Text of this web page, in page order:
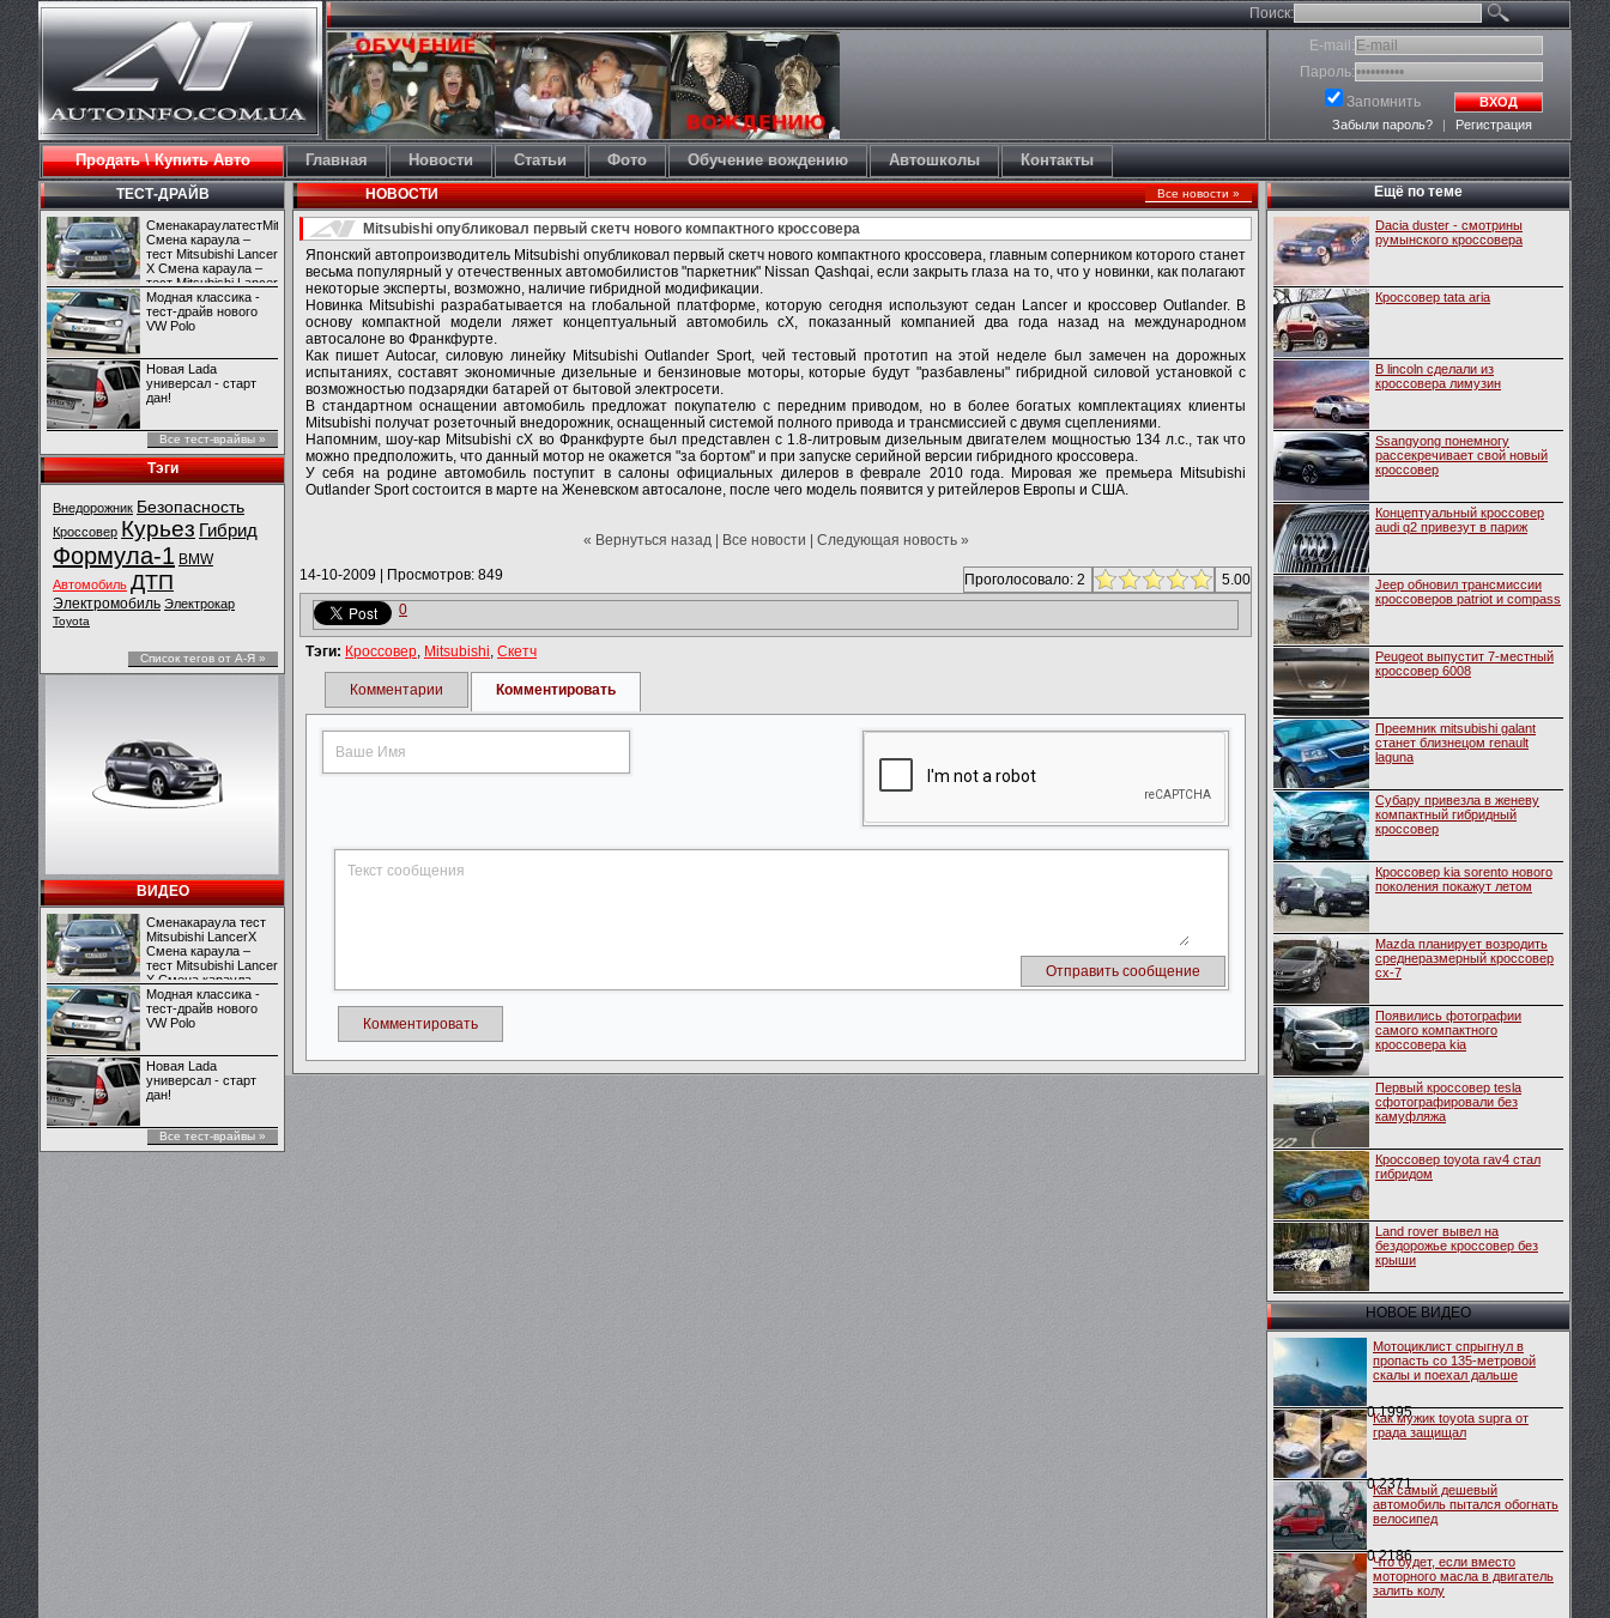
Поиск:
E-mail:
Пароль:
Запомнить
ВХОД
Забыли пароль?
| Регистрация
Продать \ Купить Авто Главная Новости Статьи Фото Обучение вождению Автошколы Контакты
ТЕСТ-ДРАЙВ
СменакараулатестMitsubishiLancerX
Смена караула –
тест Mitsubishi Lancer
X Смена караула –
тест Mitsubishi Lancer
X
Модная классика -
тест-драйв нового
VW Polo
Новая Lada
универсал - старт
дан!
Все тест-врайвы »
Тэги
Внедорожник Безопасность
Кроссовер Курьез Гибрид
Формула-1 BMW
Автомобиль ДТП
Электромобиль Электрокар
Toyota
Список тегов от А-Я »
ВИДЕО
Сменакараула тест
Mitsubishi LancerX
Смена караула –
тест Mitsubishi Lancer
X Смена караула –
тест Mitsubishi Lancer
X
Модная классика -
тест-драйв нового
VW Polo
Новая Lada
универсал - старт
дан!
Все тест-врайвы »
НОВОСТИ Все новости »
Mitsubishi опубликовал первый скетч нового компактного кроссовера
Японский автопроизводитель Mitsubishi опубликовал первый скетч нового компактного кроссовера, главным соперником которого станет
весьма популярный у отечественных автомобилистов "паркетник" Nissan Qashqai, если закрыть глаза на то, что у новинки, как полагают
некоторые эксперты, возможно, наличие гибридной модификации.
Новинка Mitsubishi разрабатывается на глобальной платформе, которую сегодня используют седан Lancer и кроссовер Outlander. В
основу компактной модели ляжет концептуальный автомобиль cX, показанный компанией два года назад на международном
автосалоне во Франкфурте.
Как пишет Autocar, силовую линейку Mitsubishi Outlander Sport, чей тестовый прототип на этой неделе был замечен на дорожных
испытаниях, составят экономичные дизельные и бензиновые моторы, которые будут "разбавлены" гибридной силовой установкой с
возможностью подзарядки батарей от бытовой электросети.
В стандартном оснащении автомобиль предложат покупателю с передним приводом, но в более богатых комплектациях клиенты
Mitsubishi получат розеточный внедорожник, оснащенный системой полного привода и трансмиссией с двумя сцеплениями.
Напомним, шоу-кар Mitsubishi cX во Франкфурте был представлен с 1.8-литровым дизельным двигателем мощностью 134 л.с., так что
можно предположить, что данный мотор не окажется "за бортом" и при запуске серийной версии гибридного кроссовера.
У себя на родине автомобиль поступит в салоны официальных дилеров в феврале 2010 года. Мировая же премьера Mitsubishi
Outlander Sport состоится в марте на Женевском автосалоне, после чего модель появится у ритейлеров Европы и США.
« Вернуться назад| Все новости Следующая новость »
14-10-2009 Просмотров: 849 Проголосовало: 2
5.00
0
Тэги: Кроссовер, Mitsubishi, Скетч
Комментарии Комментировать
Комментировать
Ещё по теме
Dacia duster - смотрины
румынского кроссовера
Кроссовер tata aria
В lincoln сделали из
кроссовера лимузин
Ssangyong понемногу
рассекречивает свой новый
кроссовер
Концептуальный кроссовер
audi q2 привезут в париж
Jeep обновил трансмиссии
кроссоверов patriot и compass
Peugeot выпустит 7-местный
кроссовер 6008
Преемник mitsubishi galant
станет близнецом renault
laguna
Субару привезла в женеву
компактный гибридный
кроссовер
Кроссовер kia sorento нового
поколения покажут летом
Mazda планирует возродить
среднеразмерный кроссовер
cx-7
Появились фотографии
самого компактного
кроссовера kia
Первый кроссовер tesla
сфотографировали без
камуфляжа
Кроссовер toyota rav4 стал
гибридом
Land rover вывел на
бездорожье кроссовер без
крыши
НОВОЕ ВИДЕО
Мотоциклист спрыгнул в
пропасть со 135-метровой
скалы и поехал дальше
0 1995
Как мужик toyota supra от
града защищал
0 2371
Как самый дешевый
автомобиль пытался обогнать
велосипед
0 2186
Что будет, если вместо
моторного масла в двигатель
залить колу